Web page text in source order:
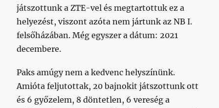
játszottunk a ZTE-vel és megtartottuk ez a
helyezést, viszont azóta nem jártunk az NB I.
felsőházában. Még egyszer a dátum: 2021
decembere.
Paks amúgy nem a kedvenc helyszínünk.
Amióta feljutottak, 20 bajnokit játszottunk ott
és 6 győzelem, 8 döntetlen, 6 vereség a